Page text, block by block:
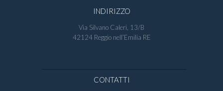
INDIRIZZO
Via Silvano Caleri, 13/B
42124 Reggio nell’Emilia RE
CONTATTI